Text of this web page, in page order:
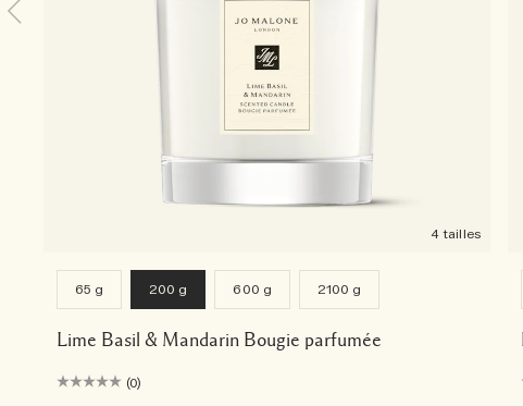
4 tailles
65 g 200 g 600 g 2100 g
Lime Basil & Mandarin Bougie parfumée
(0)